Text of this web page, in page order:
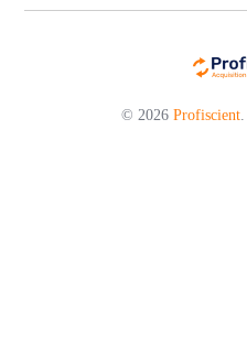
© 2026 Profiscient